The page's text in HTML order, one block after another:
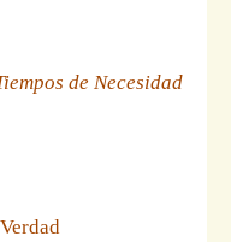
de Necesidad